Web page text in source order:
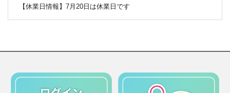
【休業日情報】7月20日は休業日です